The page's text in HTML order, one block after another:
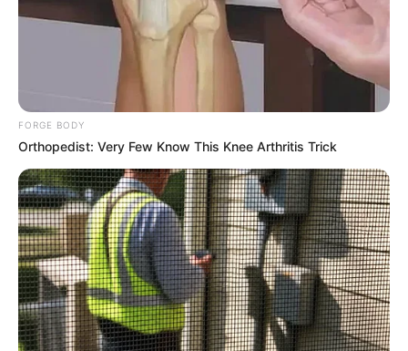
เกิดวันอื่น ๆ
24 สไตล์การทำงาน :
คุณเป็นคนที่ทำทุก
อย่างด้วยหัวใจ ฉะนั้นอะไรก็ตาม ถ้าคุณลองได้เชื่อแล้ว คุณ
ทุ่มเทหมดทั้งกำลังกายและกำลังใจทีเดียว การทำงานของ
คุณแม้ไม่รวดเร็ว ฉับไว แต่ผลลัพธ์ที่ได้มักมากกว่าที่จุด
ประสงค์ตั้งไว้ทีแรกเสมอ ๆ เรียกได้ว่าทำงานเกินเงินเดือน
ท่านที่เกิดวันที่25 สไตล์การทำงาน :คนประเภทที่ว่า มีไฟ
ทำงานลุกโชติช่วงตลอดอย่างคุณ ถ้าจะทำงานก็ต้องเป็น
งานประเภทเพิ่งจะบุกเบิกเริ่มต้น หรืองานประเภทที่ต้องใช้
ความพยายาม ใช้ความสามารถอย่างสูงในการวางแผน
หรือคิดค้นอะไรใหม่ ๆ เพราะนอกจากไฟอันร้อนแรงในตัว
คุณแล้ว คุณยังเป็นคนที่มากความสามารถ
FORGE BODY
Orthopedist: Very Few Know This Knee Arthritis Trick